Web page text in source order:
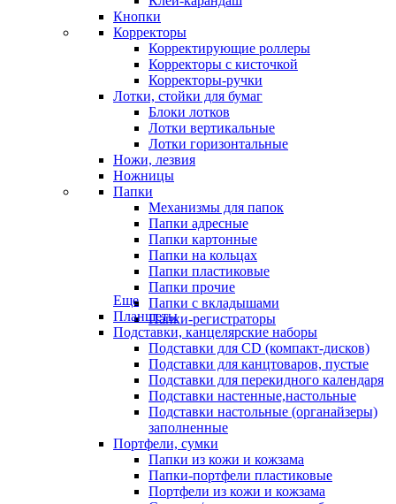
Кнопки
Корректоры
Корректирующие роллеры
Корректоры с кисточкой
Корректоры-ручки
Лотки, стойки для бумаг
Блоки лотков
Лотки вертикальные
Лотки горизонтальные
Ножи, лезвия
Ножницы
Папки
Механизмы для папок
Папки адресные
Папки картонные
Папки на кольцах
Папки пластиковые
Папки прочие
Папки с вкладышами
Папки-регистраторы
Еще
Планшеты
Подставки, канцелярские наборы
Подставки для CD (компакт-дисков)
Подставки для канцтоваров, пустые
Подставки для перекидного календаря
Подставки настенные,настольные
Подставки настольные (органайзеры)
заполненные
Портфели, сумки
Папки из кожи и кожзама
Папки-портфели пластиковые
Портфели из кожи и кожзама